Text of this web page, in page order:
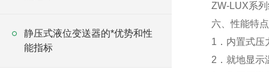
静压式液位变送器的*优势和性
能指标
ZW-LUX系
六、性能特
1．内置式压
2．就地显示